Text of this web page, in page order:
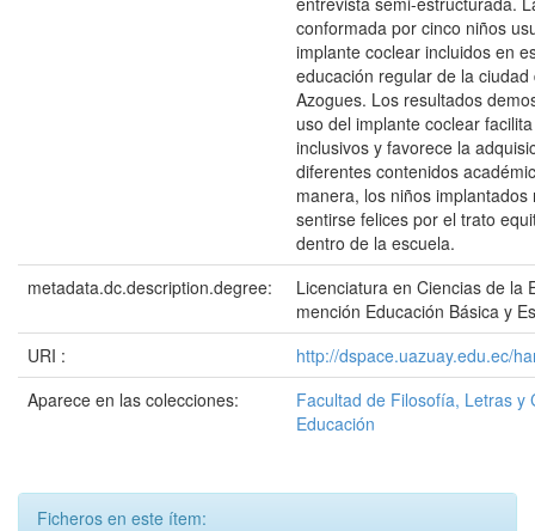
conformada por cinco niños
implante coclear incluidos en
educación regular de la ciudad
Azogues. Los resultados
uso del implante coclear
inclusivos y favorece la
diferentes contenidos
manera, los niños implantados
sentirse felices por el trato
dentro de la escuela.
metadata.dc.description.degree:
Licenciatura en Ciencias de la
mención Educación Básica y
URI :
http://dspace.uazuay.edu.ec/
Aparece en las colecciones:
Facultad de Filosofía, Letras y
Educación
Ficheros en este ítem: